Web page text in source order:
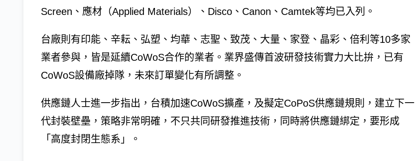
Screen、應材（Applied Materials）、Disco、Canon、Camtek等均已入列。
台廠則有印能、辛耘、弘塑、均華、志聖、致茂、大量、家登、晶彩、倍利等10多家
業者參與，皆是延續CoWoS合作的業者。業界盛傳首波研發技術實力大比拚，已有
CoWoS設備廠掉隊，未來訂單變化有所調整。
供應鏈人士進一步指出，台積加速CoWoS擴產，及擬定CoPoS供應鏈規則，建立下一
代封裝壁壘，策略非常明確，不只共同研發推進技術，同時將供應鏈綁定，要形成
「高度封閉生態系」。